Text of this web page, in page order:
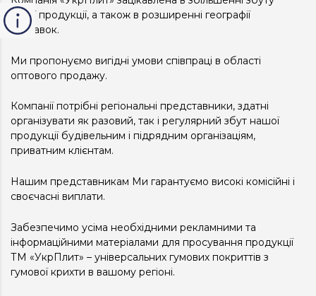
своєї продукції, а також в розширенні географії
поставок.
Ми пропонуємо вигідні умови співпраці в області
оптового продажу.
Компанії потрібні регіональні представники, здатні
організувати як разовий, так і регулярний збут нашої
продукції будівельним і підрядним організаціям,
приватним клієнтам.
Нашим представникам Ми гарантуємо високі комісійні і
своєчасні виплати.
Забезпечимо усіма необхідними рекламними та
інформаційними матеріалами для просування продукції
ТМ «УкрПлит» – універсальних гумових покриттів з
гумової крихти в вашому регіоні.